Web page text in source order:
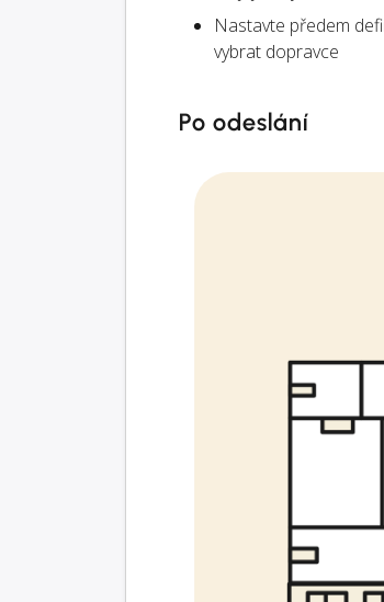
Nastavte předem
vybrat dopravce
Po odeslání